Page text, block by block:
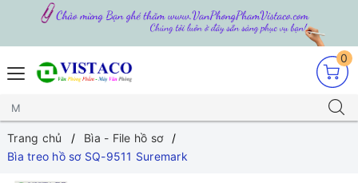
0
Trang chủ
Bìa - File hồ sơ
Bìa treo hồ sơ SQ-9511 Suremark